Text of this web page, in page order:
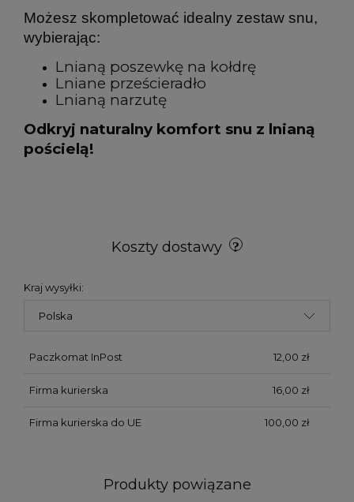
Możesz skompletować idealny zestaw snu,
wybierając:
Lnianą poszewkę na kołdrę
Lniane prześcieradło
Lnianą narzutę
Odkryj naturalny komfort snu z lnianą
pościelą!
Koszty dostawy
Kraj wysyłki:
Paczkomat InPost 12,00 zł
Firma kurierska 16,00 zł
Firma kurierska do UE 100,00 zł
Produkty powiązane